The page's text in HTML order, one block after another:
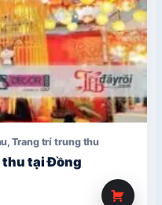
,Trang trí trung thu
tại Đồng